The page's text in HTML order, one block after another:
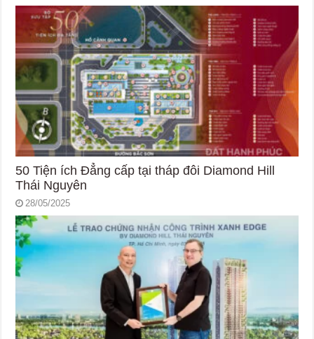
50 Tiện ích Đẳng cấp tại tháp đôi Diamond Hill
Thái Nguyên
28/05/2025